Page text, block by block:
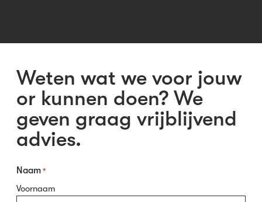
Weten wat we voor jouw
or kunnen doen? We
geven graag vrijblijvend
advies.
Naam *
Voornaam